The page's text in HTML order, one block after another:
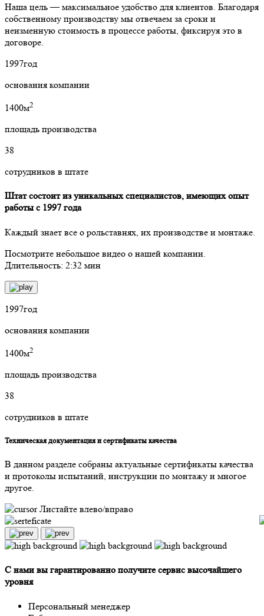
Наша цель — максимальное удобство для клиентов. Благодаря
собственному производству мы отвечаем за сроки и
неизменную стоимость в процессе работы, фиксируя это в
договоре.
1997год
основания компании
1400м2
площадь производства
38
сотрудников в штате
Штат состоит из уникальных специалистов, имеющих опыт
работы с 1997 года
Каждый знает все о рольставнях, их производстве и монтаже.
Посмотрите небольшое видео о нашей компании.
Длительность: 2:32 мин
1997год
основания компании
1400м2
площадь производства
38
сотрудников в штате
Техническая документация и сертификаты качества
В данном разделе собраны актуальные сертификаты качества
и протоколы испытаний, инструкции по монтажу и многое
другое.
Листайте влево/вправо
С нами вы гарантированно получите сервис высочайшего
уровня
Персональный менеджер